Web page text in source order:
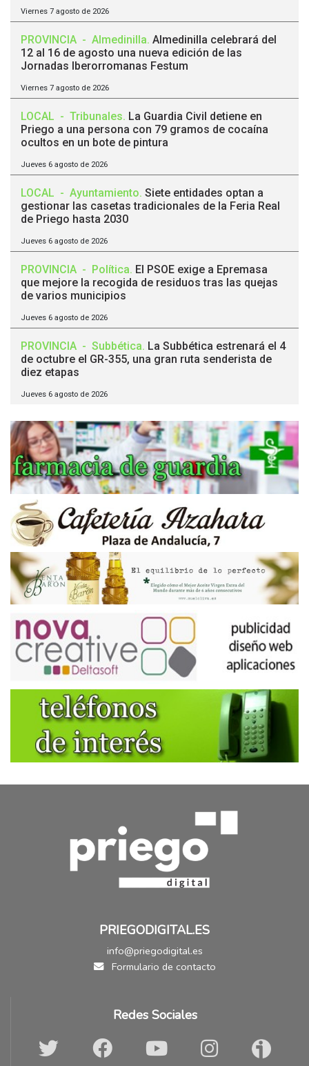
Viernes 7 agosto de 2026
PROVINCIA - Almedinilla. Almedinilla celebrará del
12 al 16 de agosto una nueva edición de las
Jornadas Iberorromanas Festum
Viernes 7 agosto de 2026
LOCAL - Tribunales. La Guardia Civil detiene en
Priego a una persona con 79 gramos de cocaína
ocultos en un bote de pintura
Jueves 6 agosto de 2026
LOCAL - Ayuntamiento. Siete entidades optan a
gestionar las casetas tradicionales de la Feria Real
de Priego hasta 2030
Jueves 6 agosto de 2026
PROVINCIA - Política. El PSOE exige a Epremasa
que mejore la recogida de residuos tras las quejas
de varios municipios
Jueves 6 agosto de 2026
PROVINCIA - Subbética. La Subbética estrenará el 4
de octubre el GR-355, una gran ruta senderista de
diez etapas
Jueves 6 agosto de 2026
PRIEGODIGITAL.ES
info@priegodigital.es
Formulario de contacto
Redes Sociales